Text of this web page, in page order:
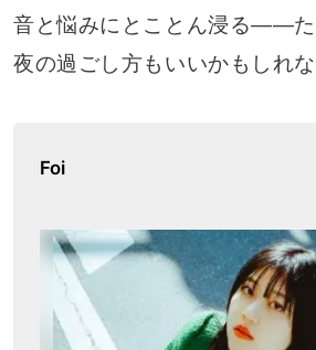
音と悩みにとことん浸る――た
夜の過ごし方もいいかもしれな
Foi